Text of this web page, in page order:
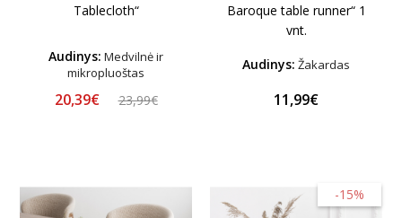
Tablecloth“
Audinys: Medvilnė ir
mikropluoštas
20,39€ 23,99€
Baroque table runner“ 1
vnt.
Audinys: Žakardas
11,99€
-15%